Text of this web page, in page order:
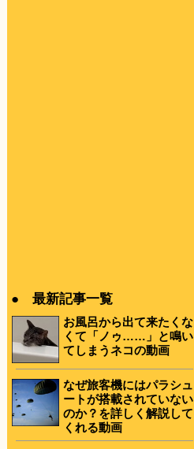
● 最新記事一覧
お風呂から出て来たくな
くて「ノゥ……」と鳴い
てしまうネコの動画
なぜ旅客機にはパラシュ
ートが搭載されていない
のか？を詳しく解説して
くれる動画